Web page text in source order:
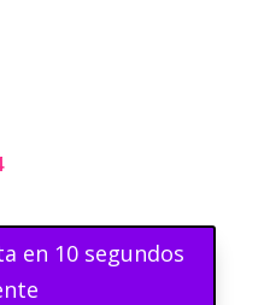
en 10 segundos